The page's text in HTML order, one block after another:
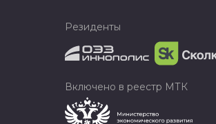
Резиденты
Включено в реестр МТК